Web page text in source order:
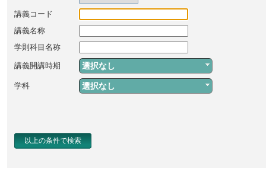
講義コード
講義名称
学則科目名称
講義開講時期 選択なし
学科 選択なし